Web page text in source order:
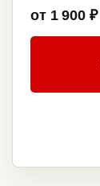
от 1 900 ₽